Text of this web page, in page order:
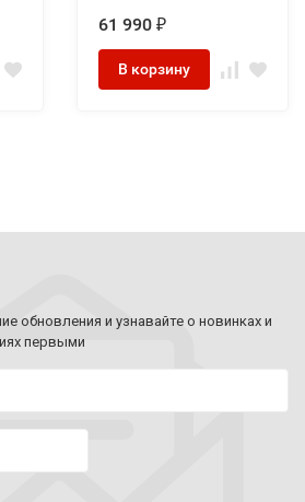
61 990 ₽
В корзину
обновления и узнавайте о новинках и
первыми